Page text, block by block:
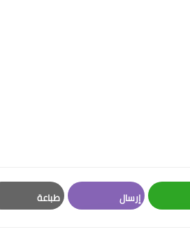
إرسال طباعة